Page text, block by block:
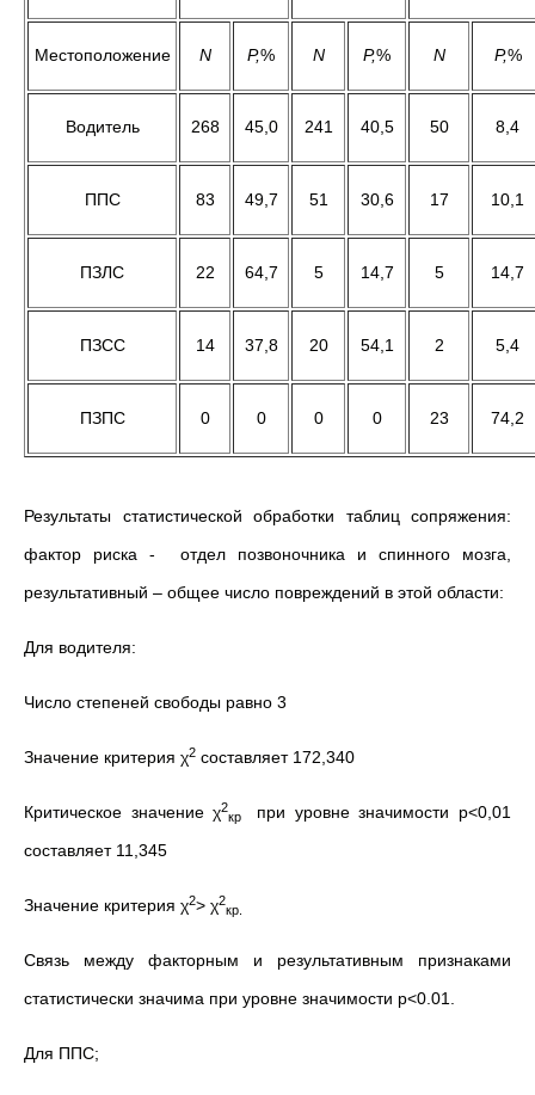
Местоположение N P,% N P,% N P,%
Водитель 268 45,0 241 40,5 50 8,4
ППС 83 49,7 51 30,6 17 10,1
ПЗЛС 22 64,7 5 14,7 5 14,7
ПЗСС 14 37,8 20 54,1 2 5,4
ПЗПС 0 0 0 0 23 74,2
Результаты статистической обработки таблиц сопряжения:
фактор риска - отдел позвоночника и спинного мозга,
результативный – общее число повреждений в этой области:
Для водителя:
Число степеней свободы равно 3
Значение критерия χ2 составляет 172,340
Критическое значение χ2
кр
при уровне значимости р<0,01
составляет 11,345
Значение критерия χ2> χ2
кр.
Связь между факторным и результативным признаками
статистически значима при уровне значимости р<0.01.
Для ППС;